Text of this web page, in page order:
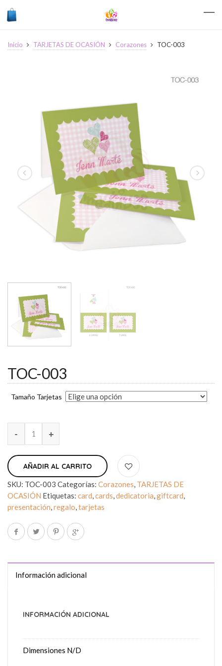
Inicio TARJETAS DE OCASIÓN Corazones TOC-003
TOC-003
Tamaño Tarjetas
AÑADIR AL CARRITO
SKU: TOC-003 Categorías: Corazones, TARJETAS DE
OCASIÓN Etiquetas: card,cards,dedicatoria,giftcard,
presentación,regalo,tarjetas
Información adicional
INFORMACIÓN ADICIONAL
Dimensiones N/D